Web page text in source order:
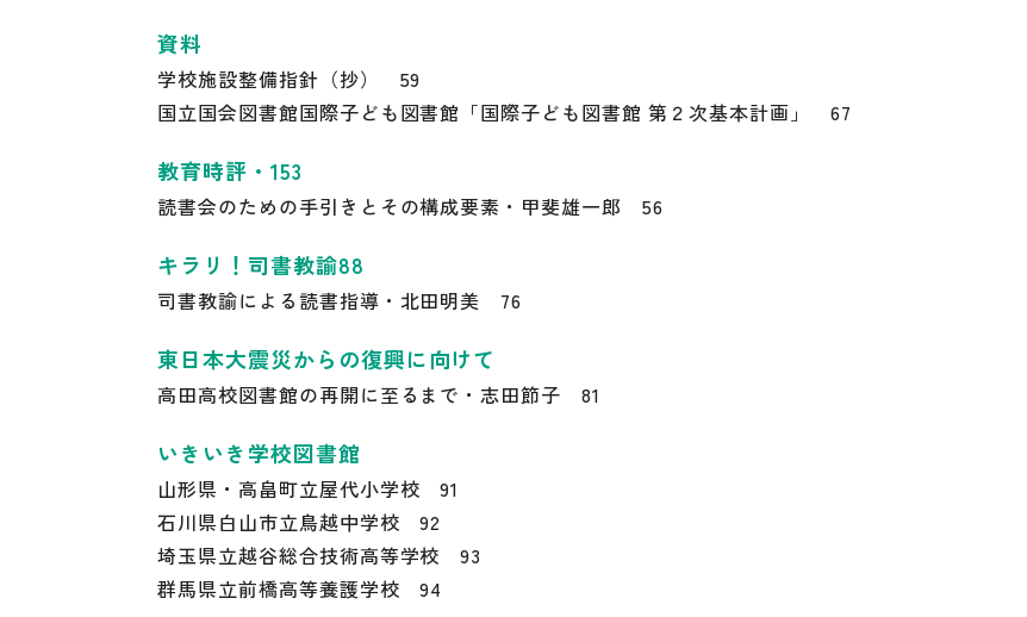
資料
学校施設整備指針（抄） 59
国立国会図書館国際子ども図書館「国際子ども図書館 第２次基本計画」 67
教育時評・153
読書会のための手引きとその構成要素・甲斐雄一郎 56
キラリ！司書教諭88
司書教諭による読書指導・北田明美 76
東日本大震災からの復興に向けて
高田高校図書館の再開に至るまで・志田節子 81
いきいき学校図書館
山形県・高畠町立屋代小学校 91
石川県白山市立鳥越中学校 92
埼玉県立越谷総合技術高等学校 93
群馬県立前橋高等養護学校 94